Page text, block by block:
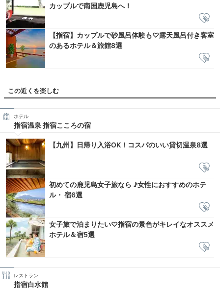
カップルで南国鹿児島へ！
【指宿】カップルで砂風呂体験も♡露天風呂付き客室
のあるホテル＆旅館8選
この近くを楽しむ
ホテル
指宿温泉 指宿こころの宿
【九州】日帰り入浴OK！コスパのいい貸切温泉8選
初めての鹿児島女子旅なら ♪女性におすすめのホテ
ル・ 宿6選
女子旅で泊まりたい♡指宿の景色がキレイなオススメ
ホテル＆宿5選
レストラン
指宿白水館